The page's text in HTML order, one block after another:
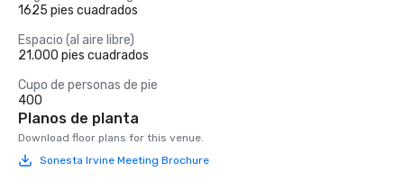
1625 pies cuadrados
Espacio (al aire libre)
21.000 pies cuadrados
Cupo de personas de pie
400
Planos de planta
Download floor plans for this venue.
Sonesta Irvine Meeting Brochure